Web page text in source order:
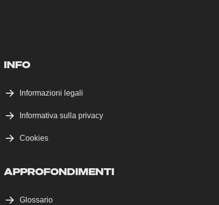
INFO
Informazioni legali
Informativa sulla privacy
Cookies
APPROFONDIMENTI
Glossario